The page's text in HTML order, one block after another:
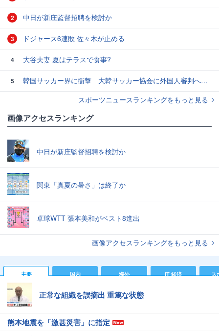
2 中日が新庄監督招聘を検討か
3 ドジャース6連敗 佐々木が止める
4 大谷夫妻 夏はテラスで食事?
5
韓国サッカー界に衝撃 大韓サッカー協会に外国人審判への“性的接待”疑惑 韓国メディアが報道
スポーツニュースランキングをもっと見る
画像アクセスランキング
中日が新庄監督招聘を検討か
関東「真夏の暑さ」は終了か
卓球WTT 張本美和がベスト8進出
画像アクセスランキングをもっと見る
主要 国内 海外 IT 経済 ス
正常な組織を誤摘出 重篤な状態
熊本地震を「激甚災害」に指定